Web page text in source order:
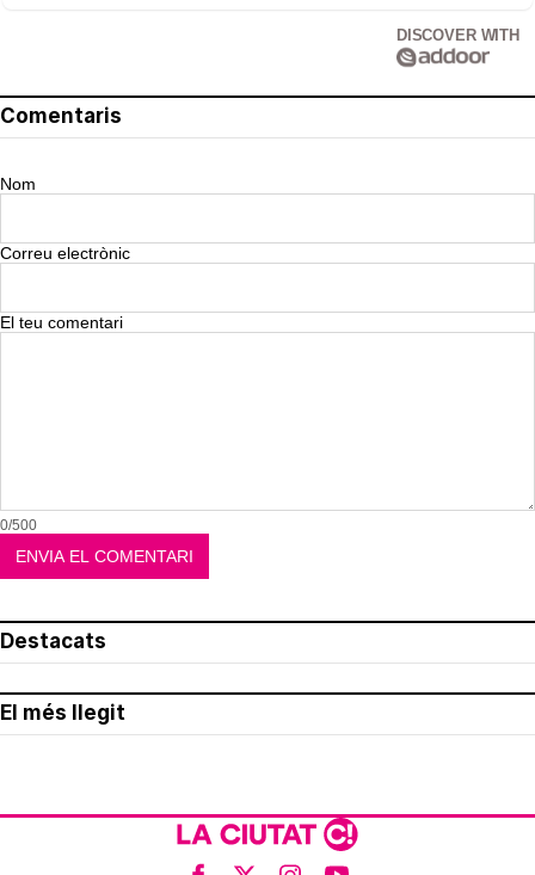
DISCOVER WITH
Comentaris
Nom
Correu electrònic
El teu comentari
0/500
Destacats
El més llegit